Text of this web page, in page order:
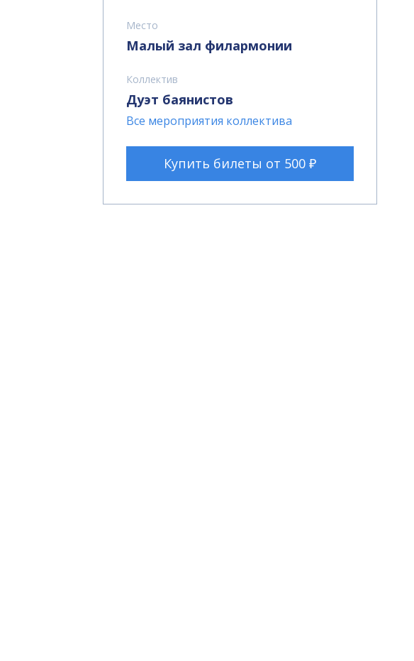
Место
Малый зал филармонии
Коллектив
Дуэт баянистов
Все мероприятия коллектива
Купить билеты от 500 ₽